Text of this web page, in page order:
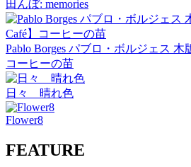
田んぼ: memories
Pablo Borges パブロ・ボルジェス 木
コーヒーの苗
日々 晴れ色
Flower8
FEATURE